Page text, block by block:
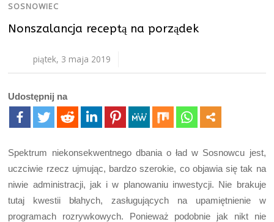
SOSNOWIEC
Nonszalancja receptą na porządek
piątek, 3 maja 2019
Udostępnij na
Spektrum niekonsekwentnego dbania o ład w Sosnowcu jest,
uczciwie rzecz ujmując, bardzo szerokie, co objawia się tak na
niwie administracji, jak i w planowaniu inwestycji. Nie brakuje
tutaj kwestii błahych, zasługujących na upamiętnienie w
programach rozrywkowych. Ponieważ podobnie jak nikt nie